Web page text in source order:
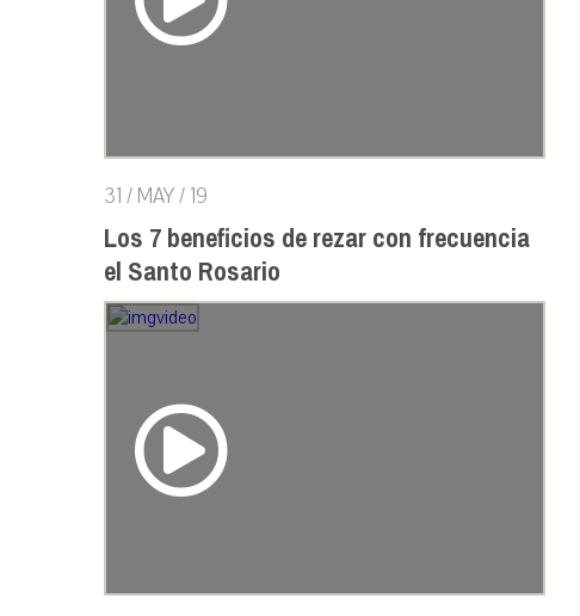
31 / MAY / 19
Los 7 beneficios de rezar con frecuencia
el Santo Rosario